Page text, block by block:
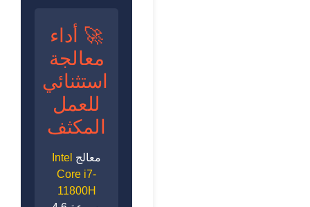
🚀 أداء
معالجة
استثنائي
للعمل
المكثف
معالج Intel
Core i7-
11800H